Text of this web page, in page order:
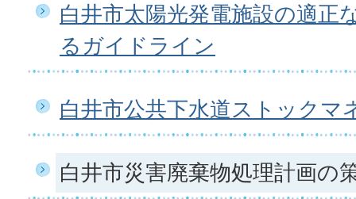
白井市太陽光発電施設の適正
るガイドライン
白井市公共下水道ストックマ
白井市災害廃棄物処理計画の